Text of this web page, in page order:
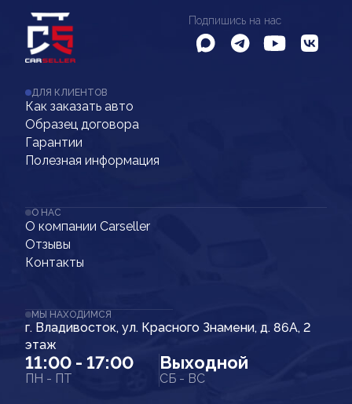
Подпишись на нас
ДЛЯ КЛИЕНТОВ
Как заказать авто
Образец договора
Гарантии
Полезная информация
О НАС
О компании Carseller
Отзывы
Контакты
МЫ НАХОДИМСЯ
г. Владивосток, ул. Красного Знамени, д. 86А, 2
этаж
11:00 - 17:00
ПН - ПТ
Выходной
СБ - ВС